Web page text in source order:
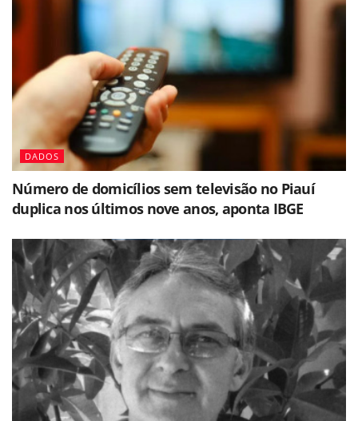
DADOS
Número de domicílios sem televisão no Piauí
duplica nos últimos nove anos, aponta IBGE